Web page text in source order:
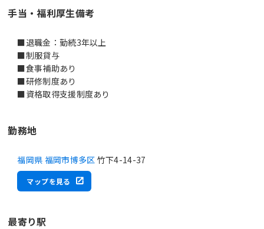
手当・福利厚生備考
■退職金：勤続3年以上
■制服貸与
■食事補助あり
■研修制度あり
■資格取得支援制度あり
勤務地
福岡県 福岡市博多区 竹下4-14-37
マップを見る
最寄り駅